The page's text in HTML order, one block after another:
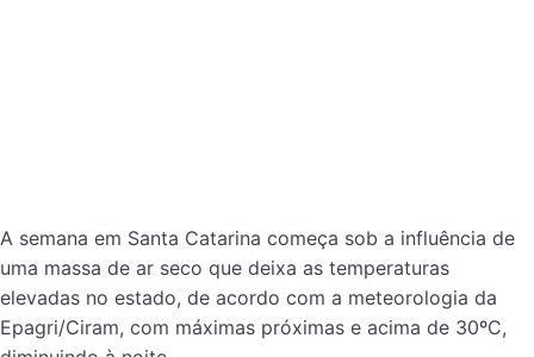
A semana em Santa Catarina começa sob a influência de
uma massa de ar seco que deixa as temperaturas
elevadas no estado, de acordo com a meteorologia da
Epagri/Ciram, com máximas próximas e acima de 30ºC,